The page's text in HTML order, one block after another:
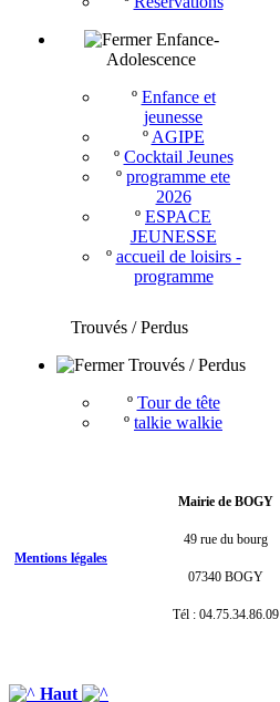
Enfance-
Adolescence
º Enfance et
jeunesse
º AGIPE
º Cocktail Jeunes
º programme ete
2026
º ESPACE
JEUNESSE
º accueil de loisirs -
programme
Trouvés / Perdus
Trouvés / Perdus
º Tour de tête
º talkie walkie
Mentions légales
Mairie de BOGY
49 rue du bourg
07340 BOGY
Tél : 04.75.34.86.09
Haut